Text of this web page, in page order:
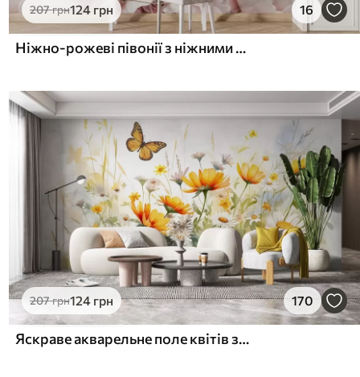
207грн124 грн 16
Ніжно-рожеві півонії з ніжними пелюстками на легкому фактурному вінтажному тлі
207грн124 грн 170
Яскраве акварельне поле квітів з помаранчевими та жовтими квітами з метеликом над квітами